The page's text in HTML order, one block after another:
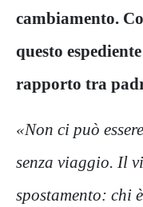
cambiamento.
questo
rapporto tra
«Non ci può
senza viaggio. Il
spostamento: chi